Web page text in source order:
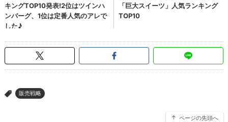
> 販売戦略
ページの先頭へ